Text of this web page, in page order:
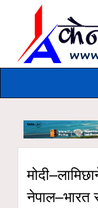
नेपाल–भारत